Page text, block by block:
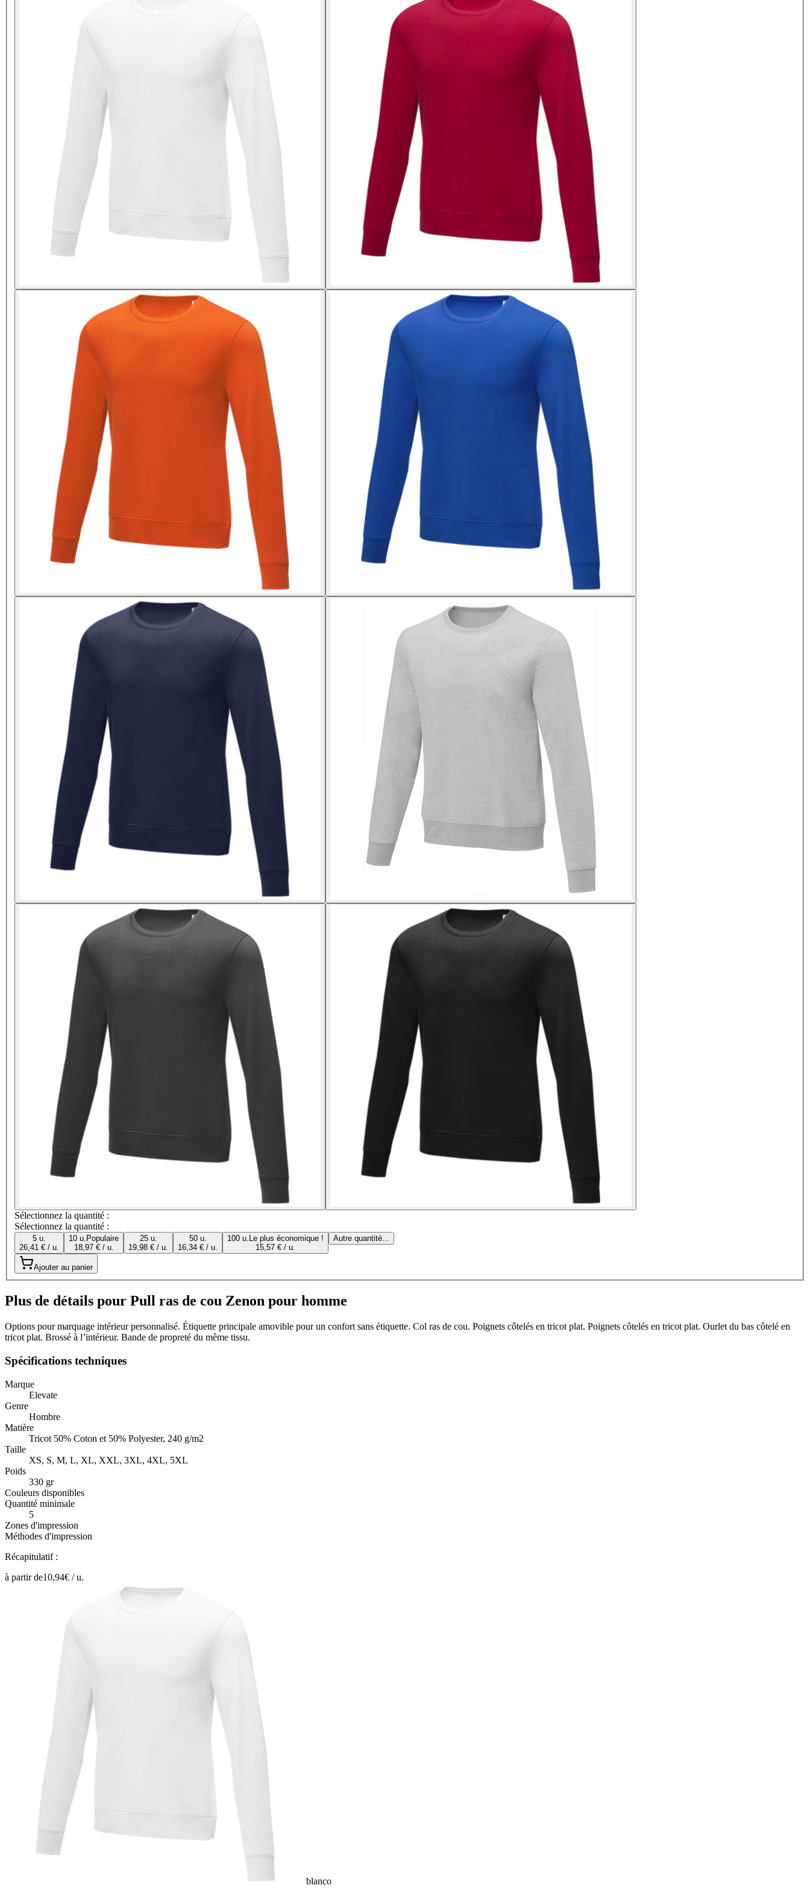
Sélectionnez la quantité :
Sélectionnez la quantité :
5 u.
26,41 € / u.
10 u. Populaire
18,97 € / u.
25 u.
19,98 € / u.
50 u.
16,34 € / u.
100 u. Le plus économique !
15,57 € / u.
Autre quantité...
Ajouter au panier
Plus de détails pour Pull ras de cou Zenon pour homme
Options pour marquage intérieur personnalisé. Étiquette principale amovible pour un confort sans étiquette. Col ras de cou. Poignets côtelés en tricot plat. Poignets côtelés en tricot plat. Ourlet du bas côtelé en
tricot plat. Brossé à l’intérieur. Bande de propreté du même tissu.
Spécifications techniques
Marque
Elevate
Genre
Hombre
Matière
Tricot 50% Coton et 50% Polyester, 240 g/m2
Taille
XS, S, M, L, XL, XXL, 3XL, 4XL, 5XL
Poids
330 gr
Couleurs disponibles
Quantité minimale
5
Zones d'impression
Méthodes d'impression
Récapitulatif :
à partir de10,94€ /u.
blanco